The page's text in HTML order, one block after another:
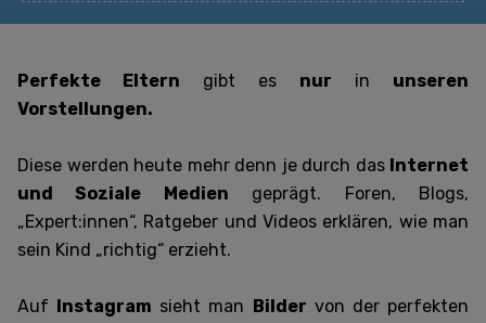
Perfekte Eltern gibt es nur in unseren
Vorstellungen.
Diese werden heute mehr denn je durch das Internet
und Soziale Medien geprägt. Foren, Blogs,
„Expert:innen“, Ratgeber und Videos erklären, wie man
sein Kind „richtig“ erzieht.
Auf Instagram sieht man Bilder von der perfekten